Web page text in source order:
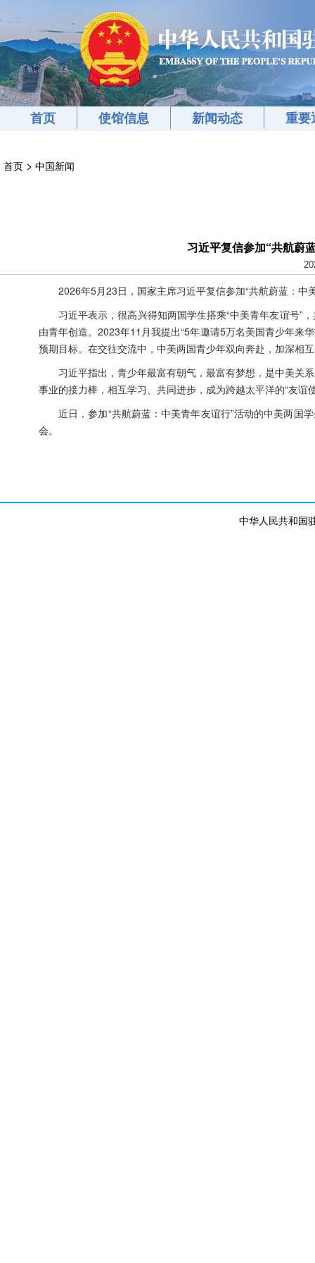
首页 使馆信息 新闻动态 重要
首页 > 中国新闻
习近平复信参加“共航蔚
2026年5月23日，国家主席习近平复信参加“共航蔚蓝：中
习近平表示，很高兴得知两国学生搭乘“中美青年友谊号”
由青年创造。2023年11月我提出“5年邀请5万名美国青少年来
预期目标。在交往交流中，中美两国青少年双向奔赴，加深相
习近平指出，青少年最富有朝气，最富有梦想，是中美关
事业的接力棒，相互学习、共同进步，成为跨越太平洋的“友
近日，参加“共航蔚蓝：中美青年友谊行”活动的中美两国
会。
中华人民共和国